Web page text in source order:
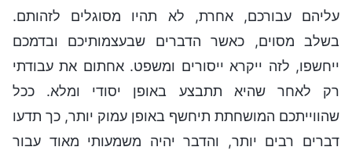
עליהם עבורכם, אחרת, לא תהיו מסוגלים לזהותם.
בשלב מסוים, כאשר הדברים שבעצמותיכם ובדמכם
ייחשפו, לזה ייקרא ייסורים ומשפט. אחתום את עבודתי
רק לאחר שהיא תתבצע באופן יסודי ומלא. ככל
שהווייתכם המושחתת תיחשף באופן עמוק יותר, כך תדעו
דברים רבים יותר, והדבר יהיה משמעותי מאוד עבור